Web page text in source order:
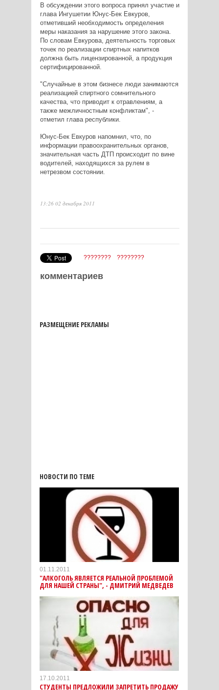
В обсуждении этого вопроса принял участие и
глава Ингушетии Юнус-Бек Евкуров,
отметивший необходимость определения
меры наказания за нарушение этого закона.
По словам Евкурова, деятельность торговых
точек по реализации спиртных напитков
должна быть лицензированной, а продукция
сертифицированной.
"Случайные в этом бизнесе люди занимаются
реализацией спиртного сомнительного
качества, что приводит к отравлениям, а
также межличностным конфликтам", -
отметил глава республики.
Юнус-Бек Евкуров напомнил, что, по
информации правоохранительных органов,
значительная часть ДТП происходит по вине
водителей, находящихся за рулем в
нетрезвом состоянии.
13:26 02 декабря 2011
???????? ????????
комментариев
РАЗМЕЩЕНИЕ РЕКЛАМЫ
НОВОСТИ ПО ТЕМЕ
01.11.2011
"АЛКОГОЛЬ ЯВЛЯЕТСЯ РЕАЛЬНОЙ ПРОБЛЕМОЙ
ДЛЯ НАШЕЙ СТРАНЫ", - ДМИТРИЙ МЕДВЕДЕВ
17.10.2011
СТУДЕНТЫ ПРЕДЛОЖИЛИ ЗАПРЕТИТЬ ПРОДАЖУ